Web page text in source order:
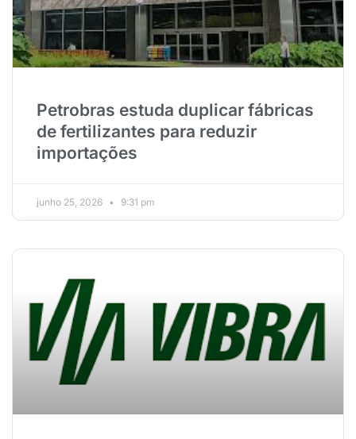
Petrobras estuda duplicar fábricas
de fertilizantes para reduzir
importações
junho 25, 2026 9:31 pm